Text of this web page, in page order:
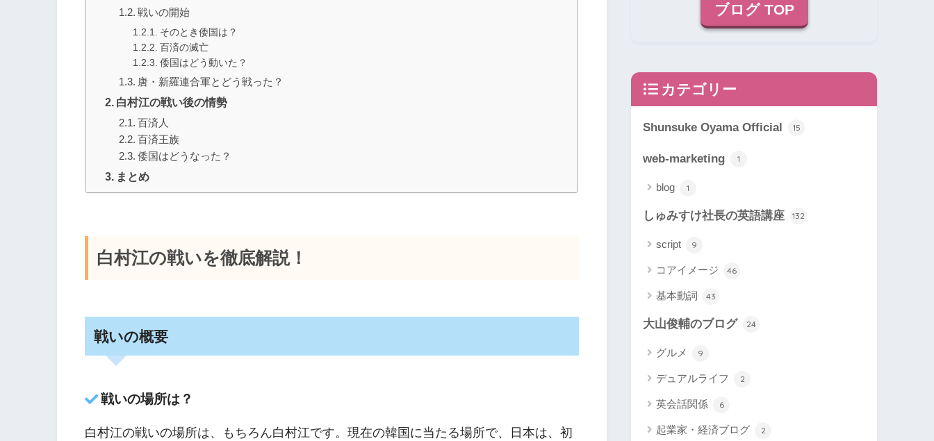
戦いの開始
そのとき倭国は？
百済の滅亡
倭国はどう動いた？
唐・新羅連合軍とどう戦った？
白村江の戦い後の情勢
百済人
百済王族
倭国はどうなった？
まとめ
白村江の戦いを徹底解説！
戦いの概要
戦いの場所は？
白村江の戦いの場所は、もちろん白村江です。現在の韓国に当たる場所で、日本は、初
ブログ TOP
カテゴリー
Shunsuke Oyama Official 15
web-marketing 1
blog 1
しゅみすけ社長の英語講座 132
script 9
コアイメージ 46
基本動詞 43
大山俊輔のブログ 24
グルメ 9
デュアルライフ 2
英会話関係 6
起業家・経済ブログ 2